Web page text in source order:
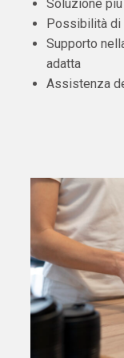
Soluzione
Possibilità di
Supporto
adatta
Assistenza